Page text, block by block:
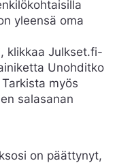
yleensä oma
klikkaa Julkset.fi-
Unohditko
myös
salasanan
on päättynyt,